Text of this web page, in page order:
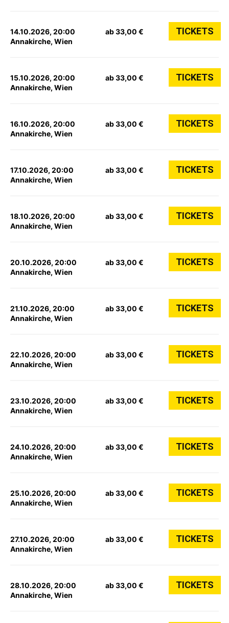
14.10.2026, 20:00
Annakirche, Wien
ab 33,00 € TICKETS
15.10.2026, 20:00
Annakirche, Wien
ab 33,00 € TICKETS
16.10.2026, 20:00
Annakirche, Wien
ab 33,00 € TICKETS
17.10.2026, 20:00
Annakirche, Wien
ab 33,00 € TICKETS
18.10.2026, 20:00
Annakirche, Wien
ab 33,00 € TICKETS
20.10.2026, 20:00
Annakirche, Wien
ab 33,00 € TICKETS
21.10.2026, 20:00
Annakirche, Wien
ab 33,00 € TICKETS
22.10.2026, 20:00
Annakirche, Wien
ab 33,00 € TICKETS
23.10.2026, 20:00
Annakirche, Wien
ab 33,00 € TICKETS
24.10.2026, 20:00
Annakirche, Wien
ab 33,00 € TICKETS
25.10.2026, 20:00
Annakirche, Wien
ab 33,00 € TICKETS
27.10.2026, 20:00
Annakirche, Wien
ab 33,00 € TICKETS
28.10.2026, 20:00
Annakirche, Wien
ab 33,00 € TICKETS